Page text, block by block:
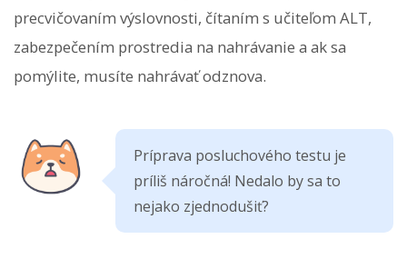
precvičovaním výslovnosti, čítaním s učiteľom ALT,
zabezpečením prostredia na nahrávanie a ak sa
pomýlite, musíte nahrávať odznova.
Príprava posluchového testu je
príliš náročná! Nedalo by sa to
nejako zjednodušiť?